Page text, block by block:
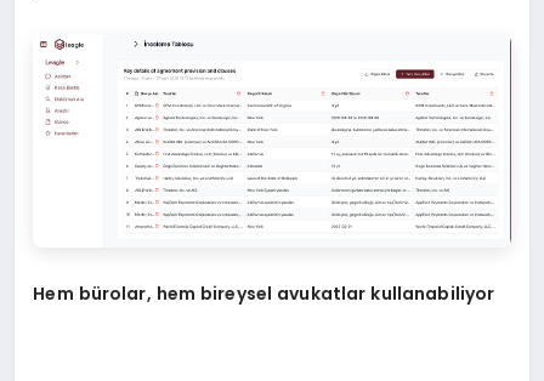
Hem bürolar, hem bireysel avukatlar kullanabiliyor